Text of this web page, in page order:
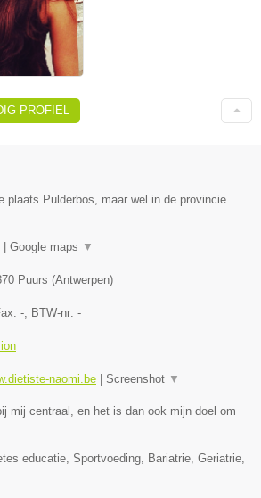
PROFIEL
plaats Pulderbos, maar wel in de provincie
Google maps ▼
Puurs (Antwerpen)
-, BTW-nr: -
naomi.be Screenshot ▼
mij centraal, en het is dan ook mijn doel om
educatie, Sportvoeding, Bariatrie, Geriatrie,